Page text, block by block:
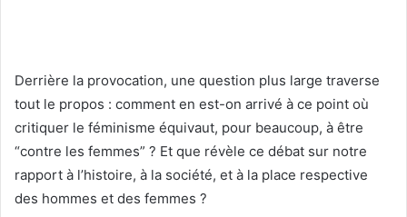
Derrière la provocation, une question plus large traverse
tout le propos : comment en est-on arrivé à ce point où
critiquer le féminisme équivaut, pour beaucoup, à être
“contre les femmes” ? Et que révèle ce débat sur notre
rapport à l’histoire, à la société, et à la place respective
des hommes et des femmes ?